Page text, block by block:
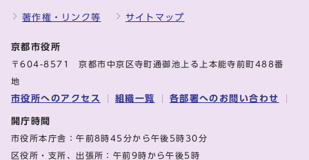
著作権・リンク等 サイトマップ
京都市役所
〒604-8571 京都市中京区寺町通御池上る上本能寺前町488番
地
市役所へのアクセス 組織一覧 各部署へのお問い合わせ
開庁時間
市役所本庁舎：午前8時45分から午後5時30分
区役所・支所、出張所：午前9時から午後5時